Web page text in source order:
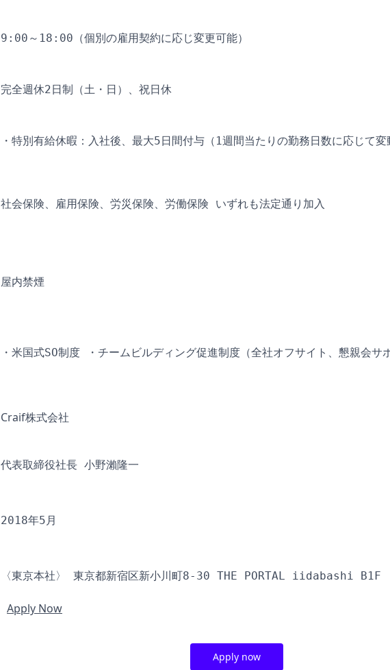
9:00～18:00（個別の雇用契約に応じ変更可能）
完全週休2日制（土・日）、祝日休
・特別有給休暇：入社後、最大5日間付与（1週間当たりの勤務日数に応じ
社会保険、雇用保険、労災保険、労働保険 いずれも法定通り加入
屋内禁煙
・米国式SO制度 ・チームビルディング促進制度（全社オフサイト、懇親会
Craif株式会社
代表取締役社長 小野瀨隆一
2018年5月
〈東京本社〉 東京都新宿区新小川町8-30 THE PORTAL iidabashi
Apply Now
Apply now